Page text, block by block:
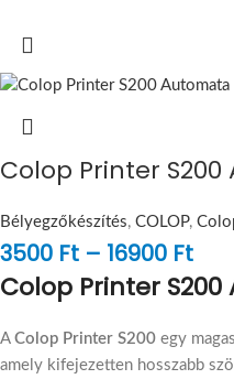
Colop Printer
Bélyegzőkészítés, COLOP,
3500 Ft – 16900 Ft
Colop Printer
A Colop Printer S200 egy
amely kifejezetten hosszabb